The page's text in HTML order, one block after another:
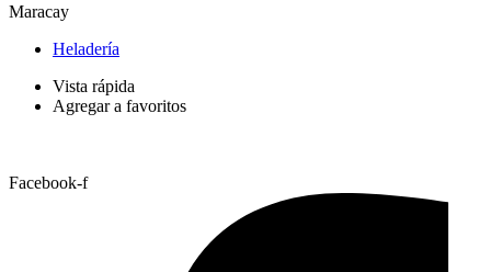
Maracay
Heladería
Vista rápida
Agregar a favoritos
Facebook-f